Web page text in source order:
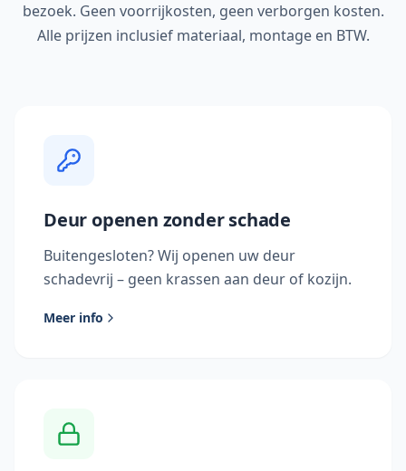
bezoek. Geen voorrijkosten, geen verborgen kosten.
Alle prijzen inclusief materiaal, montage en BTW.
Deur openen zonder schade
Buitengesloten? Wij openen uw deur
schadevrij – geen krassen aan deur of kozijn.
Meer info